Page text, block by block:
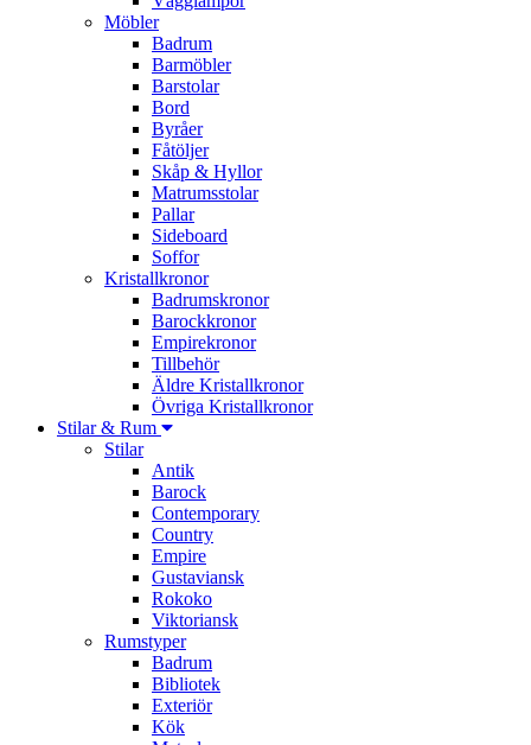
Möbler
Badrum
Barmöbler
Barstolar
Bord
Byråer
Fåtöljer
Skåp & Hyllor
Matrumsstolar
Pallar
Sideboard
Soffor
Kristallkronor
Badrumskronor
Barockkronor
Empirekronor
Tillbehör
Äldre Kristallkronor
Övriga Kristallkronor
Stilar & Rum
Stilar
Antik
Barock
Contemporary
Country
Empire
Gustaviansk
Rokoko
Viktoriansk
Rumstyper
Badrum
Bibliotek
Exteriör
Kök